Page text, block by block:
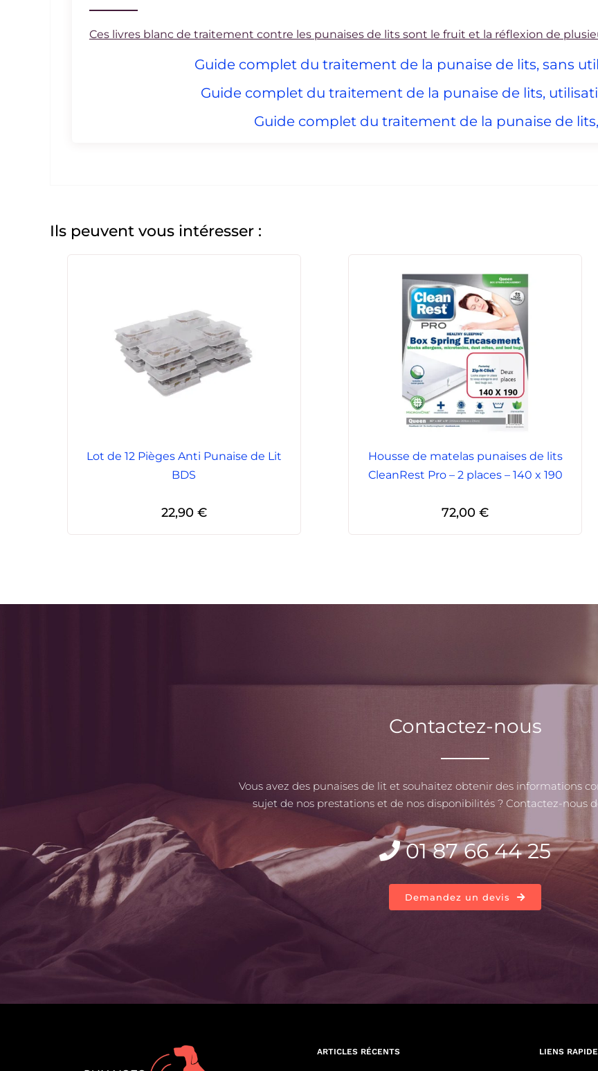
Ces livres blanc de traitement contre les punaises de lits sont le fruit et la réflexion de
Guide complet du traitement de la punaise de lits, sans
Guide complet du traitement de la punaise de lits,
Guide complet du traitement de la punaise de
Ils peuvent vous intéresser :
Lot de 12 Pièges Anti Punaise de Lit
BDS
22,90 €
Housse de matelas punaises de lits
CleanRest Pro – 2 places – 140 x 190
72,00 €
Contactez-nous
Vous avez des punaises de lit et souhaitez obtenir des informations
sujet de nos prestations et de nos disponibilités ? Contactez-nous
01 87 66 44 25
Demandez un devis
ARTICLES RÉCENTS LIENS